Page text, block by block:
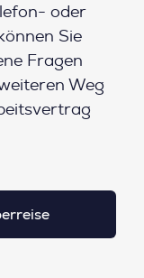
oder
Sie
Fragen
Weg